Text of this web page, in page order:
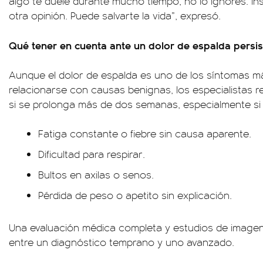
otra opinión. Puede salvarte la vida”, expresó.
Qué tener en cuenta ante un dolor de espalda
Aunque el dolor de espalda es uno de los síntomas
relacionarse con causas benignas, los especialistas
si se prolonga más de dos semanas, especialmente
Fatiga constante o fiebre sin causa aparente.
Dificultad para respirar.
Bultos en axilas o senos.
Pérdida de peso o apetito sin explicación.
Una evaluación médica completa y estudios de
entre un diagnóstico temprano y uno avanzado.